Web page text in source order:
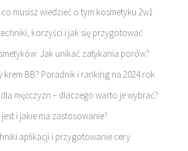
musisz wiedzieć o tym kosmetyku 2w1
korzyści i jak się przygotować
Jak unikać zatykania porów?
krem BB? Poradnik i ranking na 2024 rok
mężczyzn – dlaczego warto je wybrać?
i jakie ma zastosowanie?
aplikacji i przygotowanie cery